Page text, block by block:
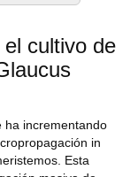
cultivo de
ha incrementando
in
Esta